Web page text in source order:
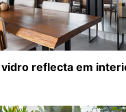
reflecta em